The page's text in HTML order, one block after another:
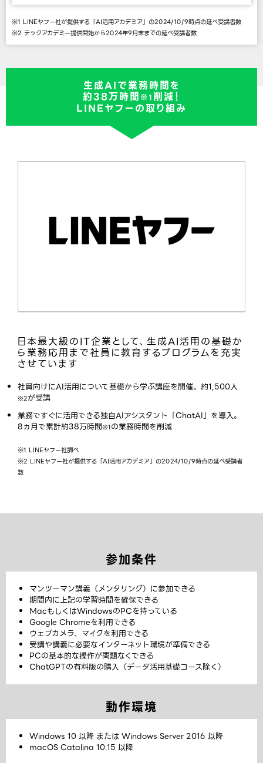
※1 LINEヤフー社が提供する「AI活用アカデミア」の2024/10/9時点の延べ受講者数
※2 テックアカデミー提供開始から2024年9月末までの延べ受講者数
生成AIで業務時間を
約38万時間※1削減！
LINEヤフーの取り組み
日本最大級のIT企業として、生成AI活用の基礎か
ら業務応用まで社員に教育するプログラムを充実
させています
社員向けにAI活用について基礎から学ぶ講座を開催。約1,500人
※2が受講
業務ですぐに活用できる独自AIアシスタント「ChatAI」を導入。
8ヵ月で累計約38万時間※1の業務時間を削減
※1 LINEヤフー社調べ
※2 LINEヤフー社が提供する「AI活用アカデミア」の2024/10/9時点の延べ受講者
数
参加条件
マンツーマン講義（メンタリング）に参加できる
期間内に上記の学習時間を確保できる
MacもしくはWindowsのPCを持っている
Google Chromeを利用できる
ウェブカメラ、マイクを利用できる
受講や講義に必要なインターネット環境が準備できる
PCの基本的な操作が問題なくできる
ChatGPTの有料版の購入（データ活用基礎コース除く）
動作環境
Windows 10 以降 または Windows Server 2016 以降
macOS Catalina 10.15 以降